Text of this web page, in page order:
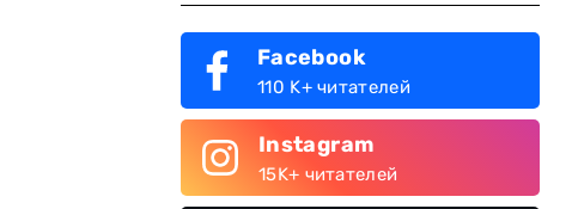
Facebook
110 K+ читателей
Instagram
15K+ читателей